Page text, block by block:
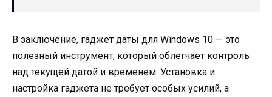
В заключение, гаджет даты для Windows 10 — это
полезный инструмент, который облегчает контроль
над текущей датой и временем. Установка и
настройка гаджета не требует особых усилий, а